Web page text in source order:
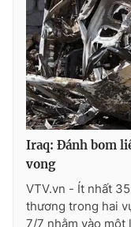
THỜI BÁO VTV
Theo dõi báo trên
Cơ quan chủ quản:
Cơ quan báo chí: Thời
Iraq: Đánh bom
vong
VTV.vn - Ít nhất
thương trong hai
7/7 nhằm vào một